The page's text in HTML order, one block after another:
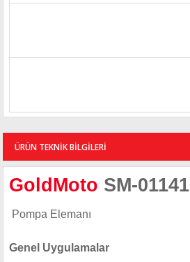
ÜRÜN TEKNİK BİLGİLERİ
GoldMoto SM-01141
Pompa Elemanı
Genel Uygulamalar